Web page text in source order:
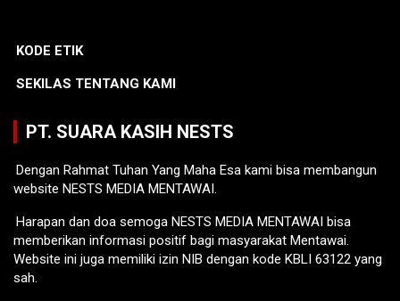
KODE ETIK
SEKILAS TENTANG KAMI
PT. SUARA KASIH NESTS
Dengan Rahmat Tuhan Yang Maha Esa kami bisa membangun
website NESTS MEDIA MENTAWAI.
Harapan dan doa semoga NESTS MEDIA MENTAWAI bisa
memberikan informasi positif bagi masyarakat Mentawai.
Website ini juga memiliki izin NIB dengan kode KBLI 63122 yang
sah.